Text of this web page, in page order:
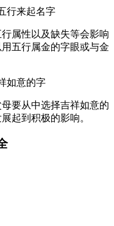
行来起名字
属性以及缺失等会影响
五行属金的字眼或与金
如意的字
要从中选择吉祥如意的
起到积极的影响。